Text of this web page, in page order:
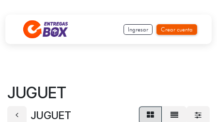
Ingresar Crear cuenta
JUGUET
JUGUET